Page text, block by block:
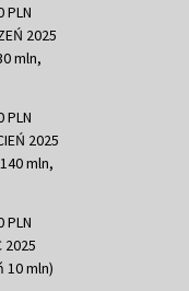
PLN
2025
mln,
PLN
2025
mln,
PLN
2025
10 mln)